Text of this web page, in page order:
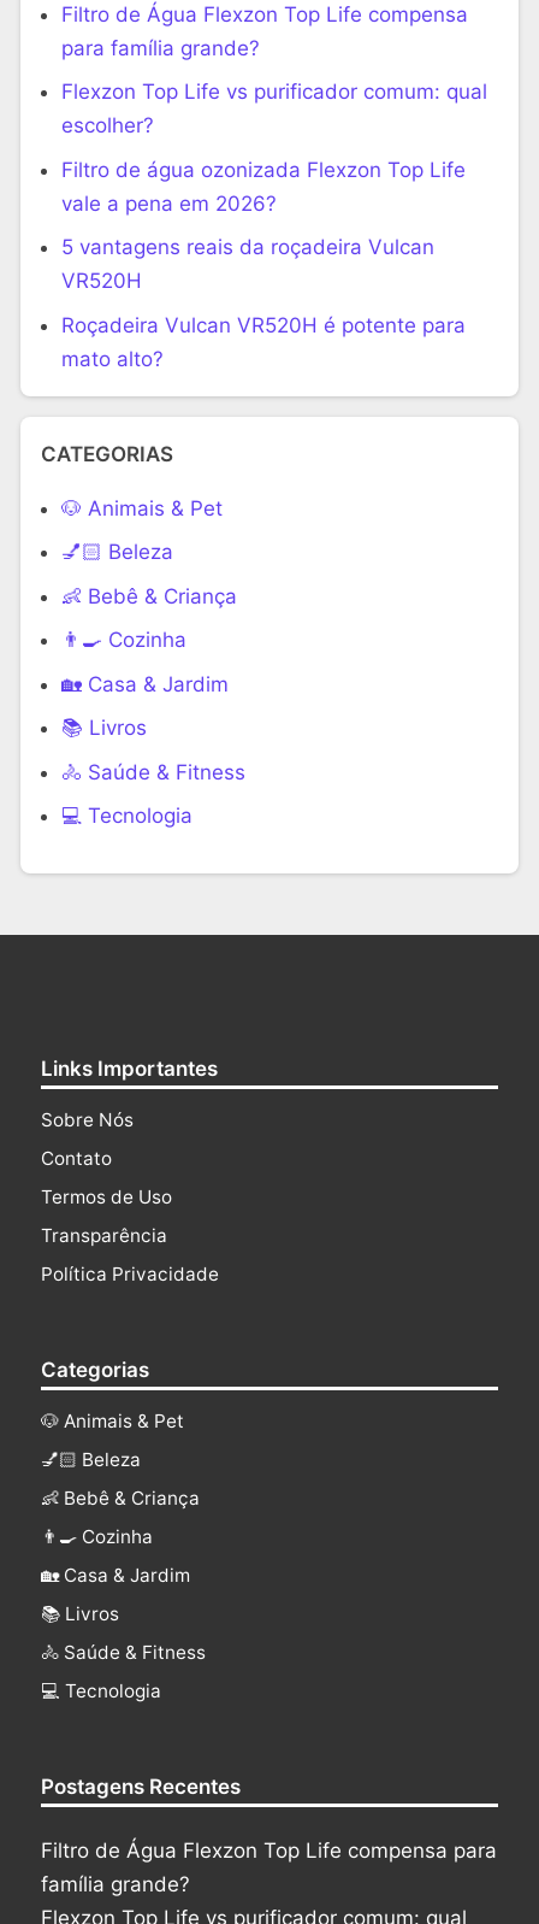
Filtro de Água Flexzon Top Life compensa
para família grande?
Flexzon Top Life vs purificador comum: qual
escolher?
Filtro de água ozonizada Flexzon Top Life
vale a pena em 2026?
5 vantagens reais da roçadeira Vulcan
VR520H
Roçadeira Vulcan VR520H é potente para
mato alto?
CATEGORIAS
🐶 Animais & Pet
💅🏻 Beleza
👶 Bebê & Criança
👨‍🍳 Cozinha
🏡 Casa & Jardim
📚 Livros
🚴 Saúde & Fitness
‍💻 Tecnologia
Links Importantes
Sobre Nós
Contato
Termos de Uso
Transparência
Política Privacidade
Categorias
🐶 Animais & Pet
💅🏻 Beleza
👶 Bebê & Criança
👨‍🍳 Cozinha
🏡 Casa & Jardim
📚 Livros
🚴 Saúde & Fitness
‍💻 Tecnologia
Postagens Recentes
Filtro de Água Flexzon Top Life compensa para
família grande?
Flexzon Top Life vs purificador comum: qual